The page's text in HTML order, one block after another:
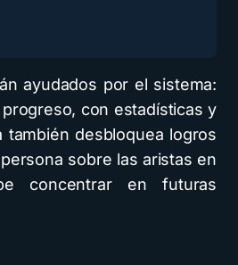
ayudados por el sistema:
con estadísticas y
también desbloquea logros
sobre las aristas en
concentrar en futuras